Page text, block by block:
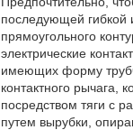
последующей гибкой
прямоугольного
электрические
имеющих форму
контактного рычага,
посредством тяги с
путем вырубки,